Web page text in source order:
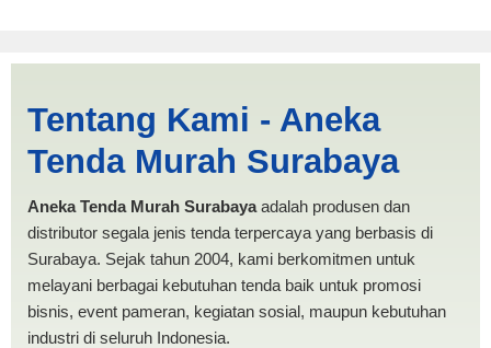
PRODUKSI ANEKA TENDA
MURAH
Tentang Kami - Aneka
Tenda Murah Surabaya
Aneka Tenda Murah Surabayaadalah produsen dan
distributor segala jenis tenda terpercaya yang berbasis di
Surabaya. Sejak tahun 2004, kami berkomitmen untuk
melayani berbagai kebutuhan tenda baik untuk promosi
bisnis, event pameran, kegiatan sosial, maupun kebutuhan
industri di seluruh Indonesia.